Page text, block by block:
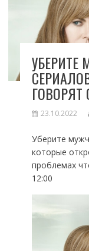
УБЕРИТЕ
23.10.2022
Уберите
которые
проблемах
12:00